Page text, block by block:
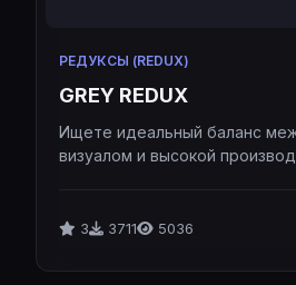
РЕДУКСЫ (REDUX)
GREY REDUX
Ищете идеальный баланс
визуалом и высокой
ALTV и RAGE MP.Ищете
производительностью?
3 3711 5036